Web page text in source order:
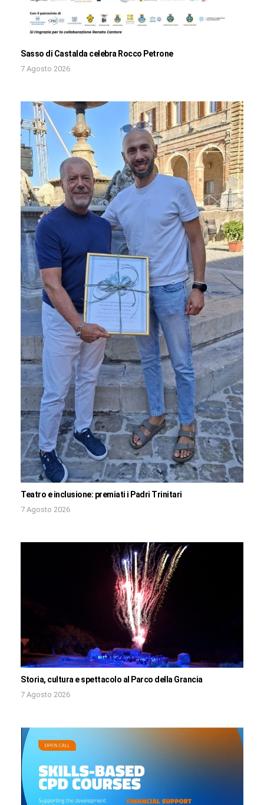
Sasso di Castalda celebra Rocco Petrone
7 Agosto 2026
Teatro e inclusione: premiati i Padri Trinitari
7 Agosto 2026
Storia, cultura e spettacolo al Parco della Grancia
7 Agosto 2026